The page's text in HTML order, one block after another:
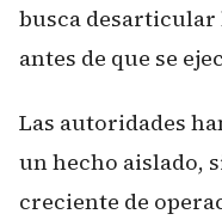
busca
antes de que se
Las autoridades
un hecho aislado,
creciente de